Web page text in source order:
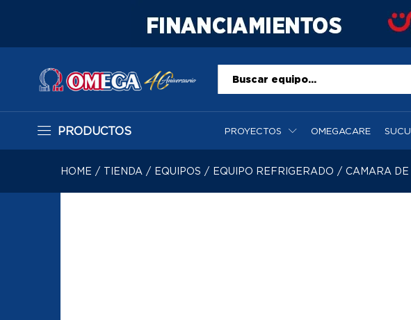
Todo
PRODUCTOS PROYECTOS OMEGACARE
HOME / TIENDA / EQUIPOS / EQUIPO REFRIGERADO / CAMARA DE